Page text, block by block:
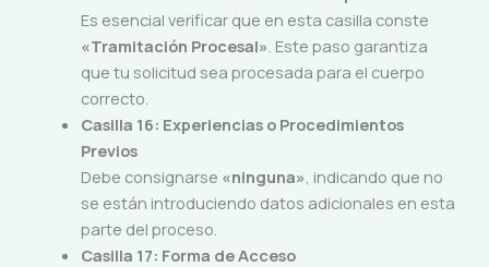
Es esencial verificar que en esta casilla conste
«Tramitación Procesal» . Este paso garantiza
que tu solicitud sea procesada para el cuerpo
correcto.
Casilla 16: Experiencias o Procedimientos
Previos
Debe consignarse «ninguna» , indicando que no
se están introduciendo datos adicionales en esta
parte del proceso.
Casilla 17: Forma de Acceso